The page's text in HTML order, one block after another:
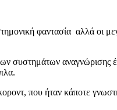
φαντασία αλλά οι
αναγνώρισης
που ήταν κάποτε